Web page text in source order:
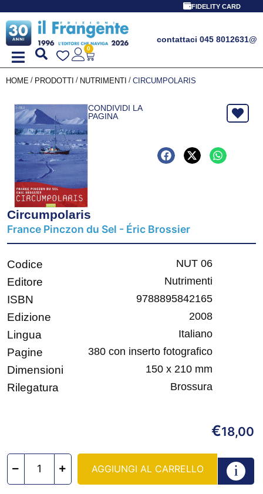
FIDELITY CARD
contattaci 045 8012631@
0
HOME / PRODOTTI / NUTRIMENTI / CIRCUMPOLARIS
CONDIVIDI LA
PAGINA
Circumpolaris
France Pinczon du Sel - Éric Brossier
Codice NUT 06
Editore Nutrimenti
ISBN 9788895842165
Edizione 2008
Lingua Italiano
Pagine 380 con inserto fotografico
Dimensioni 150 x 210 mm
Rilegatura Brossura
€18,00
AGGIUNGI AL CARRELLO